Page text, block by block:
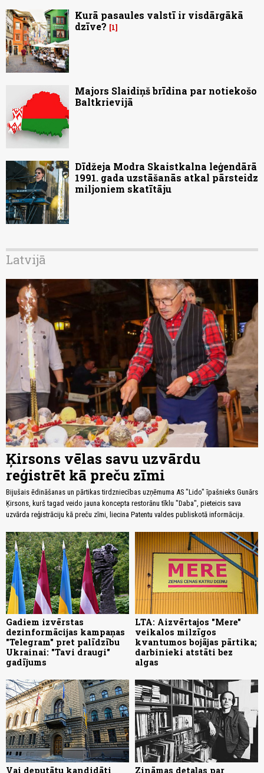
Kurā pasaules valstī ir visdārgākā
dzīve?
1
Majors Slaidiņš brīdina par notiekošo
Baltkrievijā
Dīdžeja Modra Skaistkalna leģendārā
1991. gada uzstāšanās atkal pārsteidz
miljoniem skatītāju
Latvijā
Ķirsons vēlas savu uzvārdu
reģistrēt kā preču zīmi
Bijušais ēdināšanas un pārtikas tirdzniecības uzņēmuma AS "Lido" īpašnieks Gunārs
Ķirsons, kurš tagad veido jauna koncepta restorānu tīklu "Daba", pieteicis sava
uzvārda reģistrāciju kā preču zīmi, liecina Patentu valdes publiskotā informācija.
Gadiem izvērstas
dezinformācijas kampaņas
"Telegram" pret palīdzību
Ukrainai: "Tavi draugi"
gadījums
LTA: Aizvērtajos "Mere"
veikalos milzīgos
kvantumos bojājas pārtika;
darbinieki atstāti bez
algas
Vai deputātu kandidāti Zināmas detaļas par